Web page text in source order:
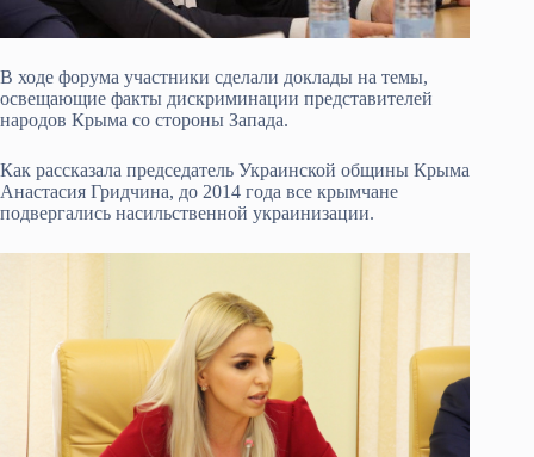
В ходе форума участники сделали доклады на темы,
освещающие факты дискриминации представителей
народов Крыма со стороны Запада.
Как рассказала председатель Украинской общины Крыма
Анастасия Гридчина, до 2014 года все крымчане
подвергались насильственной украинизации.